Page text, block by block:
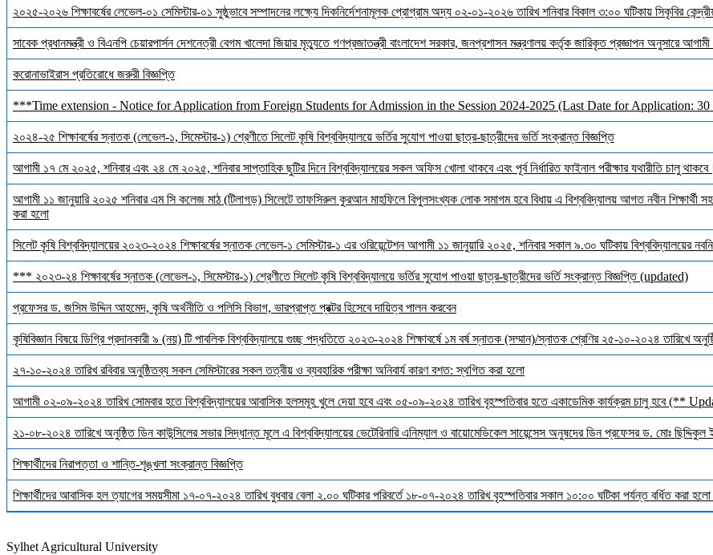
২০২৫-২০২৬ শিক্ষাবর্ষের লেভেল-০১ সেমিস্টার-০১ সুষ্ঠুভাবে সম্পাদনের লক্ষ্যে দিকনির্দেশনামূলক প্রোগ্রাম অদ্য ০২-০১-২০২৬ তারিখ শনিবার বিকাল ৩:০০ ঘটিকায় সিকৃবির
সাবেক প্রধানমন্ত্রী ও বিএনপি চেয়ারপার্সন দেশনেত্রী বেগম খালেদা জিয়ার মৃত্যুতে গণপ্রজাতন্ত্রী বাংলাদেশ সরকার, জনপ্রশাসন মন্ত্রণালয় কর্তৃক জারিকৃত প্রজ্ঞাপন অনুসারে
করোনাভাইরাস প্রতিরোধে জরুরী বিজ্ঞপ্তি
***Time extension - Notice for Application from Foreign Students for Admission in the Session 2024-2025 (Last Date for Application: 30
২০২৪-২৫ শিক্ষাবর্ষের স্নাতক (লেভেল-১, সিমেস্টার-১) শ্রেণীতে সিলেট কৃষি বিশ্ববিদ্যালয়ে ভর্তির সুযোগ পাওয়া ছাত্র-ছাত্রীদের ভর্তি সংক্রান্ত বিজ্ঞপ্তি
আগামী ১৭ মে ২০২৫, শনিবার এবং ২৪ মে ২০২৫, শনিবার সাপ্তাহিক ছুটির দিনে বিশ্ববিদ্যালয়ের সকল অফিস খোলা থাকবে এবং পূর্ব নির্ধারিত ফাইনাল পরীক্ষার যথারীতি চালু থাকবে।
আগামী ১১ জানুয়ারি ২০২৫ শনিবার এম সি কলেজ মাঠ (টিলাগড়) সিলেটে তাফসিরুল কুরআন মাহফিলে বিপুলসংখ্যক লোক সমাগম হবে বিধায় এ বিশ্ববিদ্যালয় আগত নবীন শিক্ষার্থী
করা হলো
সিলেট কৃষি বিশ্ববিদ্যালয়ের ২০২৩-২০২৪ শিক্ষাবর্ষের স্নাতক লেভেল-১ সেমিস্টার-১ এর ওরিয়েন্টেশন আগামী ১১ জানুয়ারি ২০২৫, শনিবার সকাল ৯.৩০ ঘটিকায় বিশ্ববিদ্যালয়ের
*** ২০২৩-২৪ শিক্ষাবর্ষের স্নাতক (লেভেল-১, সিমেস্টার-১) শ্রেণীতে সিলেট কৃষি বিশ্ববিদ্যালয়ে ভর্তির সুযোগ পাওয়া ছাত্র-ছাত্রীদের ভর্তি সংক্রান্ত বিজ্ঞপ্তি (updated)
প্রফেসর ড. জসিম উদ্দিন আহমেদ, কৃষি অর্থনীতি ও পলিসি বিভাগ, ভারপ্রাপ্ত প্রক্টর হিসেবে দায়িত্ব পালন করবেন
কৃষিবিজ্ঞান বিষয়ে ডিগ্রি প্রদানকারী ৯ (নয়) টি পাবলিক বিশ্ববিদ্যালয়ে গুচ্ছ পদ্ধতিতে ২০২৩-২০২৪ শিক্ষাবর্ষে ১ম বর্ষ স্নাতক (সম্মান)/স্নাতক শ্রেণির ২৫-১০-২০২৪ তারিখে
২৭-১০-২০২৪ তারিখ রবিবার অনুষ্ঠিতব্য সকল সেমিস্টারের সকল তত্বীয় ও ব্যবহারিক পরীক্ষা অনিবার্য কারণ বশত: স্থগিত করা হলো
আগামী ০২-০৯-২০২৪ তারিখ সোমবার হতে বিশ্ববিদ্যালয়ের আবাসিক হলসমূহ খুলে দেয়া হবে এবং ০৫-০৯-২০২৪ তারিখ বৃহস্পতিবার হতে একাডেমিক কার্যক্রম চালু হবে (**
২১-০৮-২০২৪ তারিখে অনুষ্ঠিত ডিন কাউন্সিলের সভার সিদ্ধান্ত মূলে এ বিশ্ববিদ্যালয়ের ভেটেরিনারি এনিম্যাল ও বায়োমেডিকেল সায়েন্সেস অনুষদের ডিন প্রফেসর ড. মোঃ
শিক্ষার্থীদের নিরাপত্তা ও শান্তি-শৃঙ্খলা সংক্রান্ত বিজ্ঞপ্তি
শিক্ষার্থীদের আবাসিক হল ত্যাগের সময়সীমা ১৭-০৭-২০২৪ তারিখ বুধবার বেলা ২.০০ ঘটিকার পরিবর্তে ১৮-০৭-২০২৪ তারিখ বৃহস্পতিবার সকাল ১০:০০ ঘটিকা পর্যন্ত বর্ধিত করা
Sylhet Agricultural University